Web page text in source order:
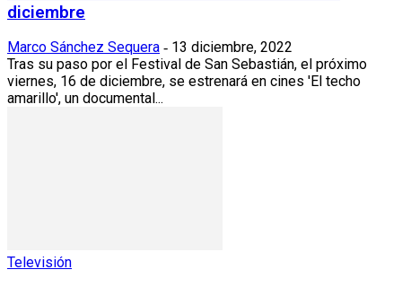
diciembre
Marco Sánchez Sequera - 13 diciembre, 2022
Tras su paso por el Festival de San Sebastián, el próximo
viernes, 16 de diciembre, se estrenará en cines 'El techo
amarillo', un documental...
Televisión